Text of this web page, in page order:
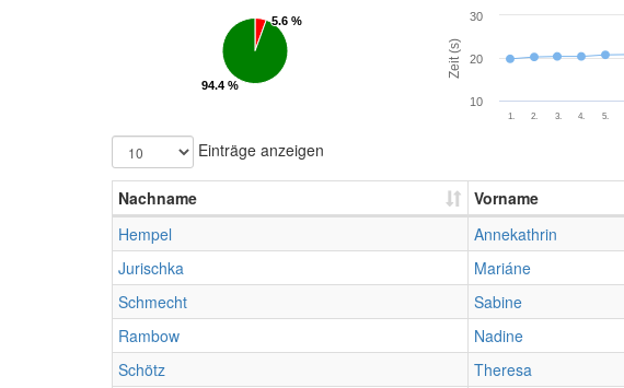
5.6 %
5.6 %
94.4 %
94.4 %
Zeit (s)
1. 2. 3. 4. 5.
10
20
30
Einträge anzeigen
Nachname Vorname
Hempel
Annekathrin
Jurischka
Mariáne
Schmecht
Sabine
Rambow
Nadine
Schötz
Theresa